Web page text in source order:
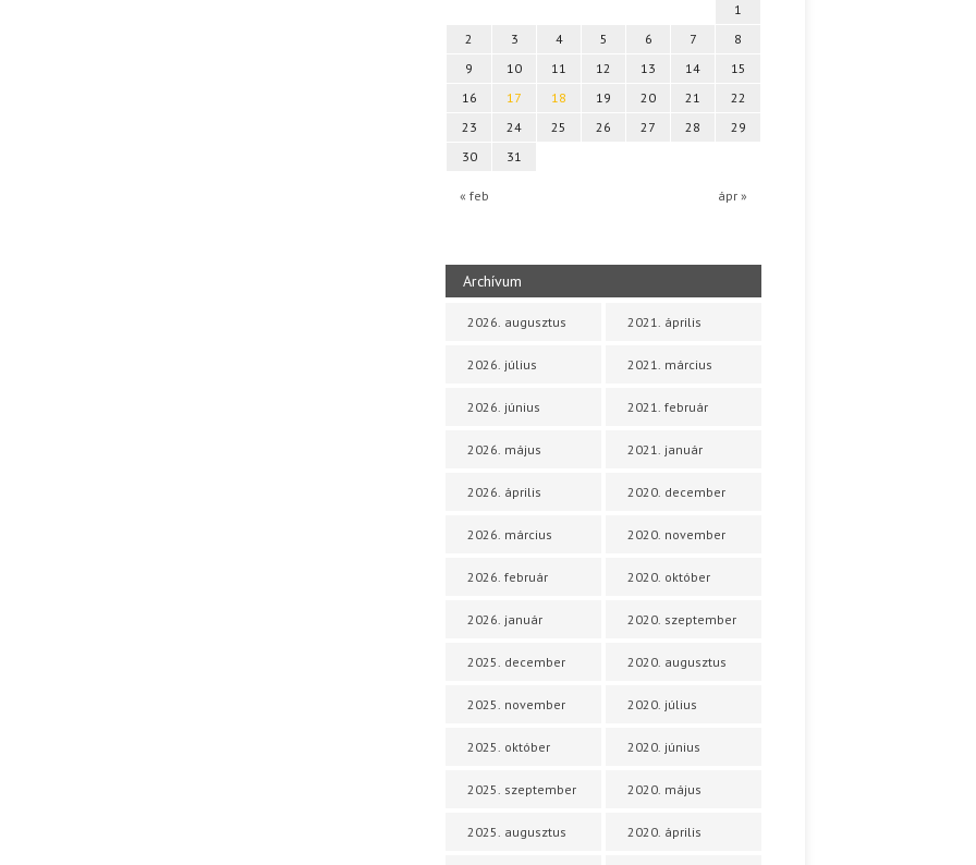
« feb ápr »
1
2
3 4 5 6 7
8
9
10 11 12 13 14
15
16
17 18 19 20 21
22
23
24 25 26 27 28
29
30
31
Archívum
2026. augusztus
2026. július
2026. június
2026. május
2026. április
2026. március
2026. február
2026. január
2025. december
2025. november
2025. október
2025. szeptember
2025. augusztus
2021. április
2021. március
2021. február
2021. január
2020. december
2020. november
2020. október
2020. szeptember
2020. augusztus
2020. július
2020. június
2020. május
2020. április